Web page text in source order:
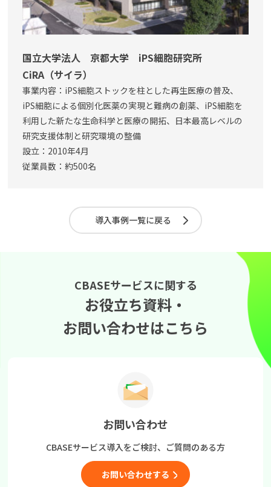
国立大学法人 京都大学 iPS細胞研究所
CiRA（サイラ）
事業内容：iPS細胞ストックを柱とした再生医療の普及、
iPS細胞による個別化医薬の実現と難病の創薬、iPS細胞を
利用した新たな生命科学と医療の開拓、日本最高レベルの
研究支援体制と研究環境の整備
設立：2010年4月
従業員数：約500名
導入事例一覧に戻る
CBASEサービスに関する
お役立ち資料・
お問い合わせはこちら
お問い合わせ
CBASEサービス導入をご検討、 ご質問のある方
お問い合わせする